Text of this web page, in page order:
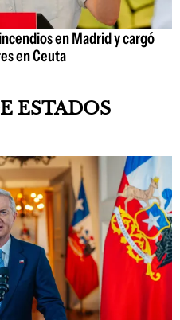
en Madrid y cargó
en Ceuta
ESTADOS